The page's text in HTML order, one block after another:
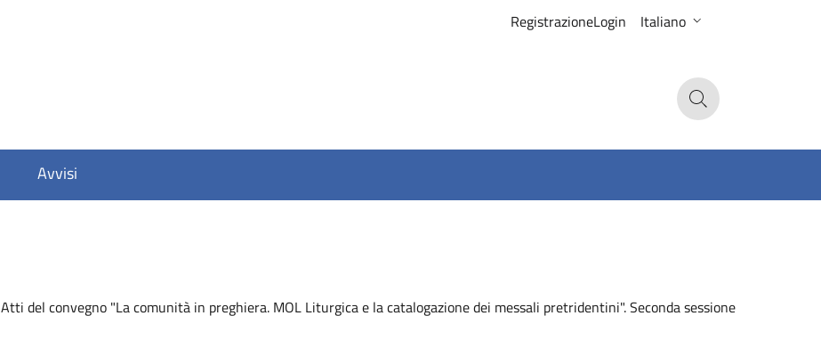
RegistrazioneLogin Italiano
Avvisi
Atti del convegno "La comunità in preghiera. MOL Liturgica e la catalogazione dei messali pretridentini". Seconda sessione